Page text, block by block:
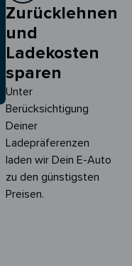
Zurücklehnen
und
Ladekosten
sparen
Unter
Berücksichtigung
Deiner
Ladepräferenzen
laden wir Dein E-Auto
zu den günstigsten
Preisen.